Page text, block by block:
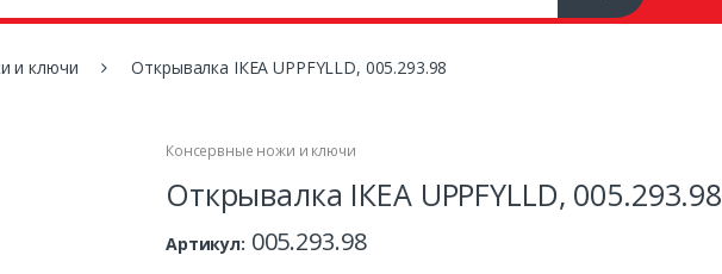
и ключи Открывалка ІКЕА UPPFYLLD, 005.293.98
Консервные ножи и ключи
Открывалка ІКЕА UPPFYLLD, 005.293.98
Артикул: 005.293.98